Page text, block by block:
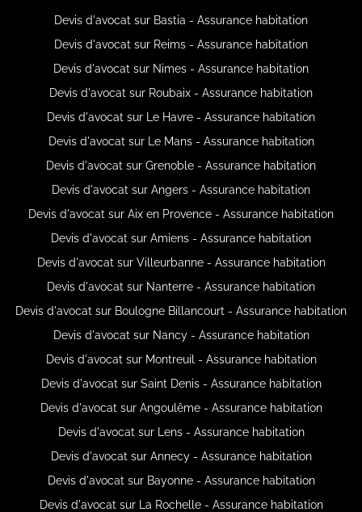
Devis d'avocat sur Bastia - Assurance habitation
Devis d'avocat sur Reims - Assurance habitation
Devis d'avocat sur Nimes - Assurance habitation
Devis d'avocat sur Roubaix - Assurance habitation
Devis d'avocat sur Le Havre - Assurance habitation
Devis d'avocat sur Le Mans - Assurance habitation
Devis d'avocat sur Grenoble - Assurance habitation
Devis d'avocat sur Angers - Assurance habitation
Devis d'avocat sur Aix en Provence - Assurance habitation
Devis d'avocat sur Amiens - Assurance habitation
Devis d'avocat sur Villeurbanne - Assurance habitation
Devis d'avocat sur Nanterre - Assurance habitation
Devis d'avocat sur Boulogne Billancourt - Assurance habitation
Devis d'avocat sur Nancy - Assurance habitation
Devis d'avocat sur Montreuil - Assurance habitation
Devis d'avocat sur Saint Denis - Assurance habitation
Devis d'avocat sur Angoulême - Assurance habitation
Devis d'avocat sur Lens - Assurance habitation
Devis d'avocat sur Annecy - Assurance habitation
Devis d'avocat sur Bayonne - Assurance habitation
Devis d'avocat sur La Rochelle - Assurance habitation